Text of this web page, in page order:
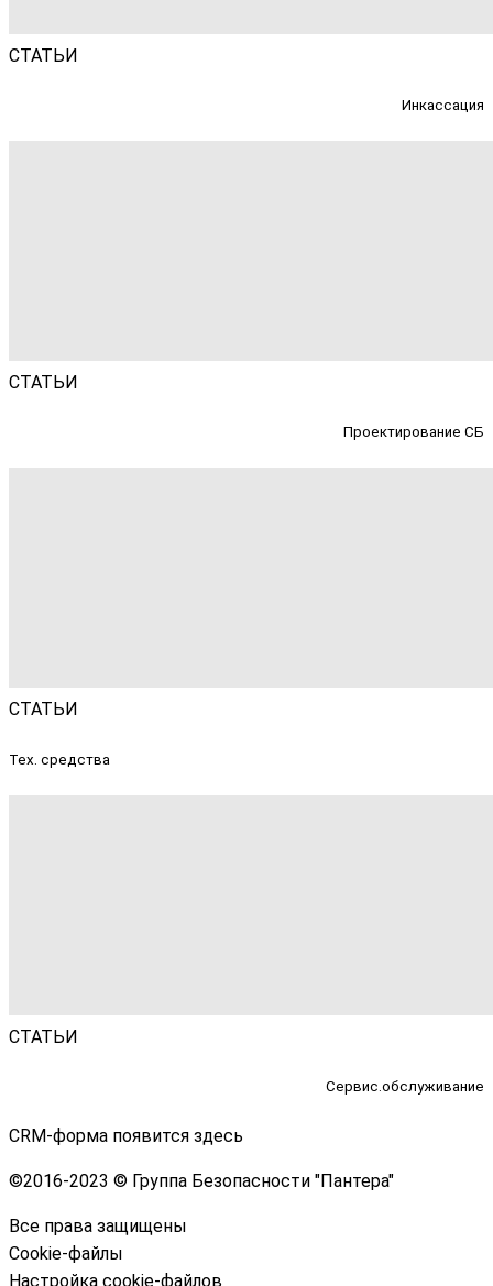
СТАТЬИ
Инкассация
СТАТЬИ
Проектирование СБ
СТАТЬИ
Тех. средства
СТАТЬИ
Сервис.обслуживание
CRM-форма появится здесь
©2016-2023 © Группа Безопасности "Пантера"
Все права защищены
Cookie-файлы
Настройка cookie-файлов